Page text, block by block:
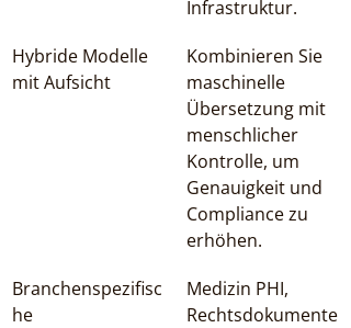
Infrastruktur.
Hybride Modelle
mit Aufsicht
Kombinieren Sie
maschinelle
Übersetzung mit
menschlicher
Kontrolle, um
Genauigkeit und
Compliance zu
erhöhen.
Branchenspezifisc
he
Medizin PHI,
Rechtsdokumente